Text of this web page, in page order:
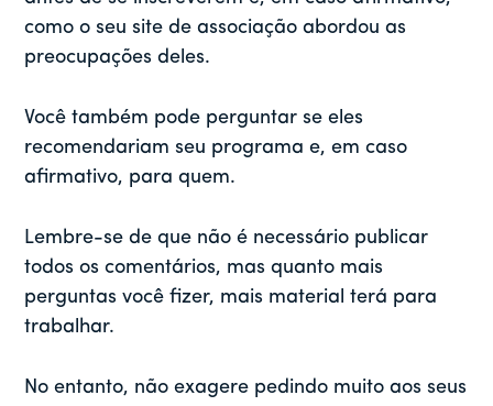
como o seu site de associação abordou as
preocupações deles.
Você também pode perguntar se eles
recomendariam seu programa e, em caso
afirmativo, para quem.
Lembre-se de que não é necessário publicar
todos os comentários, mas quanto mais
perguntas você fizer, mais material terá para
trabalhar.
No entanto, não exagere pedindo muito aos seus